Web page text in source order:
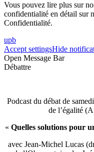
Vous pouvez lire plus sur
confidentialité en détail sur
Confidentialité.
upb
Accept settingsHide
Open Message Bar
Débattre
Podcast du débat de
de l’égalité
« Quelles solutions pour
avec Jean-Michel Lucas